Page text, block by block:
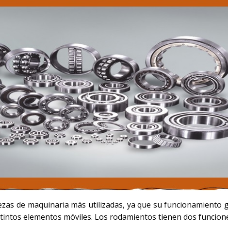
de maquinaria más utilizadas, ya que su
elementos móviles. Los rodamientos tienen dos